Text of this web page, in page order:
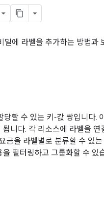
에 라벨을 추가하는 방법과
할 수 있는 키-값 쌍입니다.
니다. 각 리소스에 라벨을
을 라벨별로 분류할 수 있
필터링하고 그룹화할 수 있